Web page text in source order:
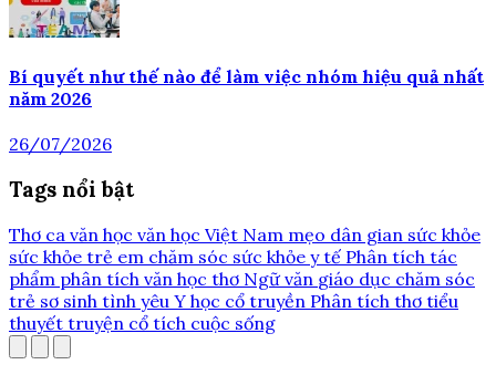
Bí quyết như thế nào để làm việc nhóm hiệu quả nhất
năm 2026
26/07/2026
Tags nổi bật
Thơ ca văn học văn học Việt Nam mẹo dân gian sức khỏe
sức khỏe trẻ em chăm sóc sức khỏe y tế Phân tích tác
phẩm phân tích văn học thơ Ngữ văn giáo dục chăm sóc
trẻ sơ sinh tình yêu Y học cổ truyền Phân tích thơ tiểu
thuyết truyện cổ tích cuộc sống